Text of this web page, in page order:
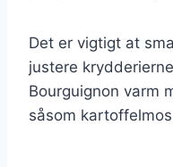
Det er vigtigt at
justere
Bourguignon varm
såsom